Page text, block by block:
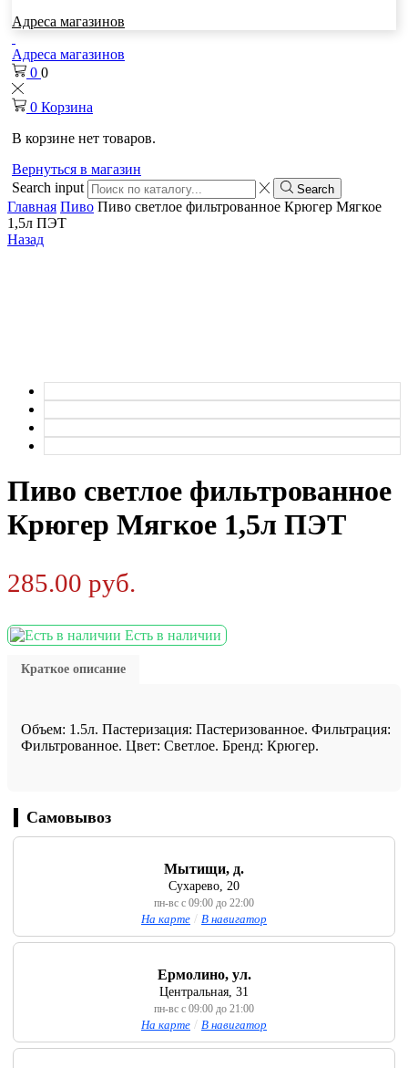
Адреса магазинов
Адреса магазинов
0 0
0 Корзина
В корзине нет товаров.
Вернуться в магазин
Search input
Search
Главная Пиво Пиво светлое фильтрованное Крюгер Мягкое
1,5л ПЭТ
Назад
Пиво светлое фильтрованное
Крюгер Мягкое 1,5л ПЭТ
285.00 руб.
Есть в наличии
Краткое описание
Объем: 1.5л. Пастеризация: Пастеризованное. Фильтрация:
Фильтрованное. Цвет: Светлое. Бренд: Крюгер.
Самовывоз
Мытищи, д.
Сухарево, 20
пн-вс с 09:00 до 22:00
На карте / В навигатор
Ермолино, ул.
Центральная, 31
пн-вс с 09:00 до 21:00
На карте / В навигатор